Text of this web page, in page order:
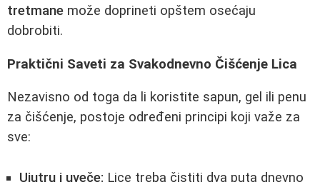
tretmane može doprineti opštem osećaju
dobrobiti.
Praktični Saveti za Svakodnevno Čišćenje Lica
Nezavisno od toga da li koristite sapun, gel ili penu
za čišćenje, postoje određeni principi koji važe za
sve:
Ujutru i uveče: Lice treba čistiti dva puta dnevno